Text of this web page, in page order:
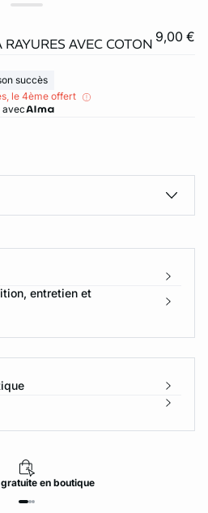
AVEC COTON 9,00 €
succès
le 4ème offert
avec
entretien et
gratuiteen boutique